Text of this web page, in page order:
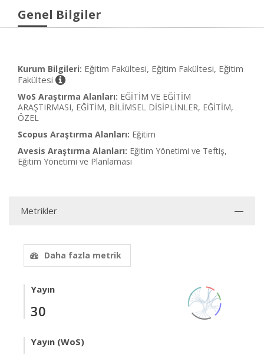
Genel Bilgiler
Kurum Bilgileri: Eğitim Fakültesi, Eğitim Fakültesi, Eğitim
Fakültesi
WoS Araştırma Alanları: EĞİTİM VE EĞİTİM
ARAŞTIRMASI, EĞİTİM, BİLİMSEL DİSİPLİNLER, EĞİTİM,
ÖZEL
Scopus Araştırma Alanları: Eğitim
Avesis Araştırma Alanları: Eğitim Yönetimi ve Teftiş,
Eğitim Yönetimi ve Planlaması
Metrikler
Daha fazla metrik
Yayın
30
Yayın (WoS)